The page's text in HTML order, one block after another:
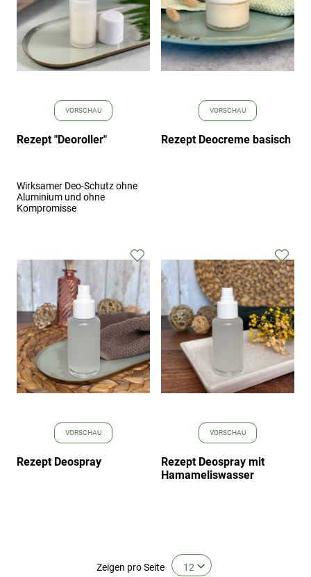
VORSCHAU
Rezept "Deoroller"
Wirksamer Deo-Schutz ohne
Aluminium und ohne
Kompromisse
VORSCHAU
Rezept Deocreme basisch
VORSCHAU
Rezept Deospray
Zur
Wunschliste
hinzufügen
VORSCHAU
Rezept Deospray mit
Hamameliswasser
Zur
Zeigen pro Seite